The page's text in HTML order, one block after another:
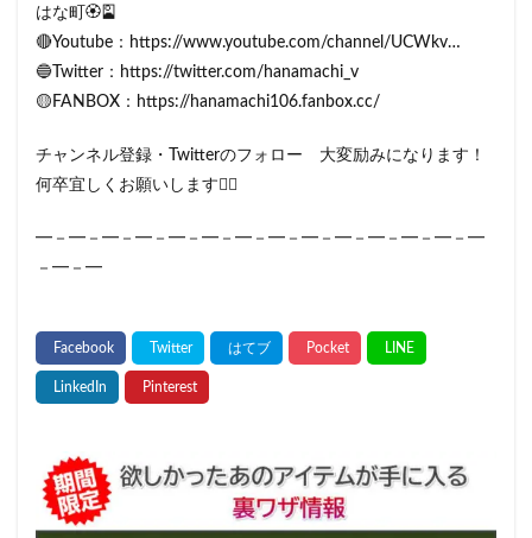
はな町🏵️🎴
🔴Youtube：https://www.youtube.com/channel/UCWkv…
🔵Twitter：https://twitter.com/hanamachi_v
🟡FANBOX：https://hanamachi106.fanbox.cc/
チャンネル登録・Twitterのフォロー 大変励みになります！
何卒宜しくお願いします🙇‍♀️
━－━－━－━－━－━－━－━－━－━－━－━－━－━
－━－━